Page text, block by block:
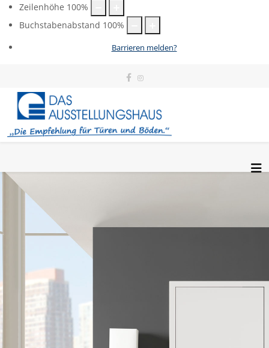
Zeilenhöhe 100%
Buchstabenabstand 100%
Barrieren melden?